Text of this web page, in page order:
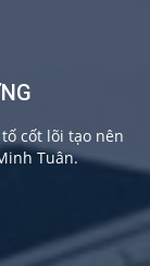
cốt lõi tạo nên
Tuân.